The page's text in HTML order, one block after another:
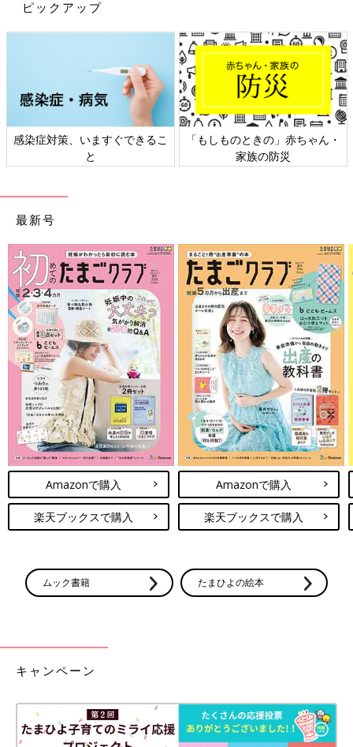
たら悲しいだろうと思いました。だからずっと「ありがとう、大
好きだよ」と伝えていました。
赤ちゃんの名前はどのようにつけましたか？
美園 「竜吾（りゅうご）」と名づけました。生まれた年の干支
が壬辰（みずのえたつ）という、60年に１度の縁起のいい年回り
だったんです。強くて優しい感じがして、あやかろうと思いまし
た。竜吾は本当に小さく生まれて、成長がゆっくりなのは確実で
した。だから自分のペースで、自分をしっかり持って進んでほし
２歳11カ月まで入院。歌や絵本の読み聞かせを録音
して届けるように
退院後、３歳のお誕生日は初めて自宅でお祝いしました。
美園 ２歳９カ月まで生まれた病院のNICUに入院していまし
た。その後、在宅医療への指導をしてくれて帰宅後も通院できる
入院中は、できるだけ会いに通っていました。疲れて行けない日
ました。ありがたいことに、病院は24時間面会可能でした。当時
は夫が遅い時間まで仕事をしていたので、仕事が終わり、日づけ
が過ぎるころ病院に寄って、少し竜吾を抱っこしてから帰宅する
ピックアップ
感染症対策、いますぐできるこ
と
「もしものときの」赤ちゃん・
家族の防災
最新号
Amazonで購入
楽天ブックスで購入
Amazonで購入
楽天ブックスで購入
ムック書籍 たまひよの絵本
キャンペーン